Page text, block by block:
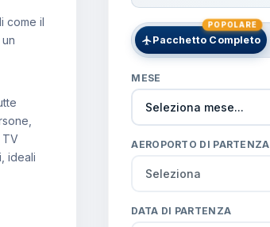
come il
ideali
Pacchetto Completo
POPOLARE
MESE
AEROPORTO DI PARTENZA
DATA DI PARTENZA